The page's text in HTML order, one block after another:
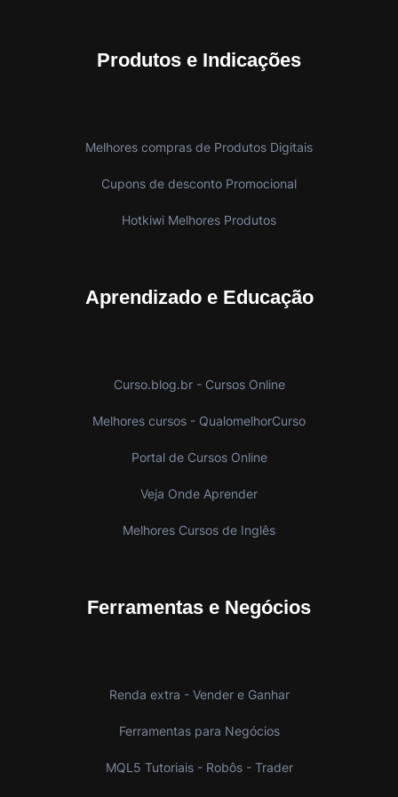
Produtos e Indicações
Melhores compras de Produtos Digitais
Cupons de desconto Promocional
Hotkiwi Melhores Produtos
Aprendizado e Educação
Curso.blog.br - Cursos Online
Melhores cursos - QualomelhorCurso
Portal de Cursos Online
Veja Onde Aprender
Melhores Cursos de Inglês
Ferramentas e Negócios
Renda extra - Vender e Ganhar
Ferramentas para Negócios
MQL5 Tutoriais - Robôs - Trader